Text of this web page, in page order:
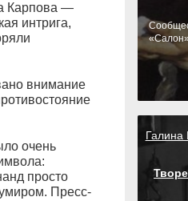
Карпова —
интрига,
внимание
очень
просто
Пресс-
Галина